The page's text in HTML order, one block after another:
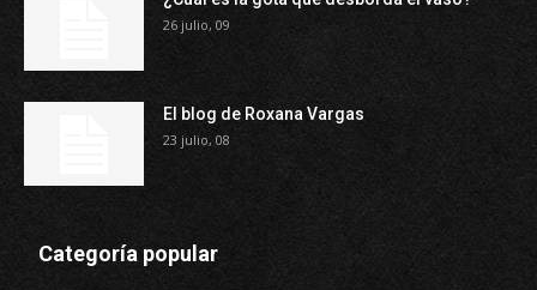
26 julio, 09
El blog de Roxana Vargas
23 julio, 08
Categoría popular